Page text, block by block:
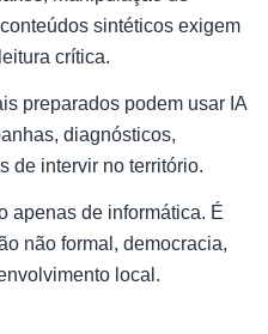
sintéticos exigem
crítica.
preparados podem usar IA
diagnósticos,
de intervir no território.
apenas de informática. É
não formal, democracia,
local.